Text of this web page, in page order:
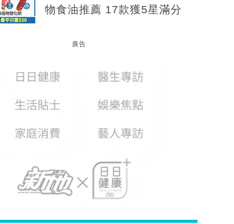
物食油推薦 17款獲5星滿分
廣告